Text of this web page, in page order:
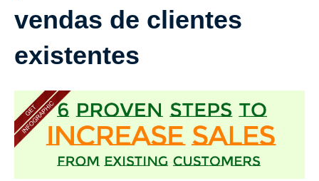
vendas de clientes
existentes